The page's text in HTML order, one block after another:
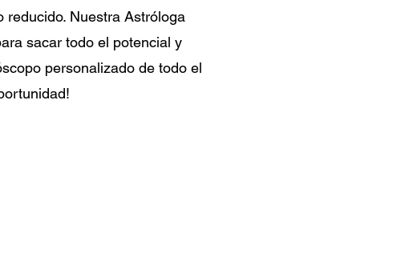
reducido. Nuestra Astróloga
sacar todo el potencial y
personalizado de todo el